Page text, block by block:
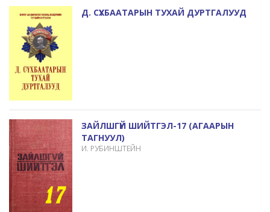
Д. СҮХБААТАРЫН ТУХАЙ ДУРТГАЛУУД
ЗАЙЛШГҮЙ ШИЙТГЭЛ-17 (АГААРЫН
ТАГНУУЛ)
И. РУБИНШТЕЙН